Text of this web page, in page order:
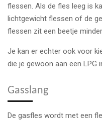
flessen. Als de fles leeg is
lichtgewicht flessen of de
flessen zit een beetje
Je kan er echter ook voor
die je gewoon aan een LPG
Gasslang
De gasfles wordt met een